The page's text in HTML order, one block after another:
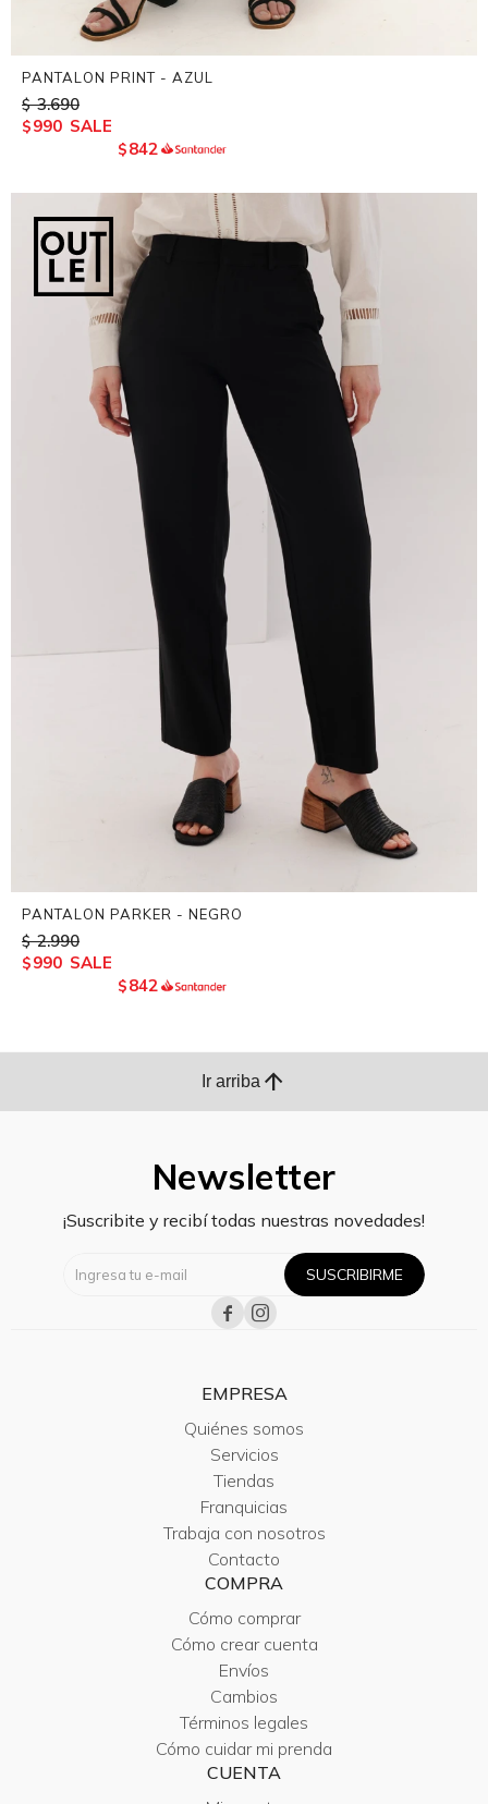
PANTALON PRINT - AZUL
$ 3.690
$990
$842
PANTALON PARKER - NEGRO
$ 2.990
$990
$842
Ir arriba arrow_upward
Newsletter
¡Suscribite y recibí todas nuestras novedades!
SUSCRIBIRME
 
EMPRESA
Quiénes somos
Servicios
Tiendas
Franquicias
Trabaja con nosotros
Contacto
COMPRA
Cómo comprar
Cómo crear cuenta
Envíos
Cambios
Términos legales
Cómo cuidar mi prenda
CUENTA